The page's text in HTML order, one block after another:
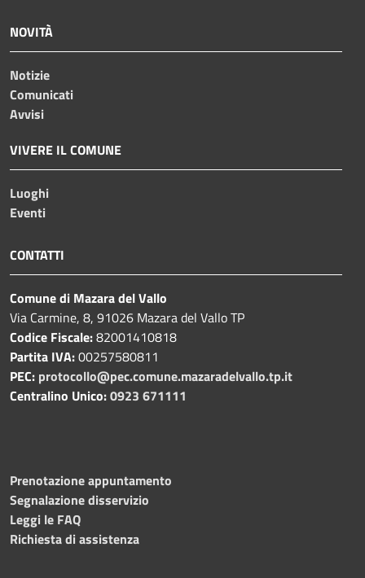
NOVITÀ
Notizie
Comunicati
Avvisi
VIVERE IL COMUNE
Luoghi
Eventi
CONTATTI
Comune di Mazara del Vallo
Via Carmine, 8, 91026 Mazara del Vallo TP
Codice Fiscale:82001410818
Partita IVA:00257580811
PEC: protocollo@pec.comune.mazaradelvallo.tp.it
Centralino Unico:0923 671111
Prenotazione appuntamento
Segnalazione disservizio
Leggi le FAQ
Richiesta di assistenza